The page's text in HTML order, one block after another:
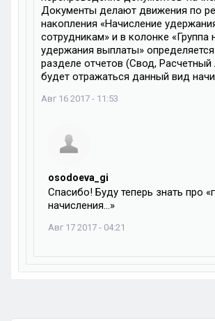
Документы делают движения по
накопления «Начисление
сотрудникам» и в колонке «Группа
удержания выплаты»
разделе отчетов (Свод, Расчетный
будет отражаться данный вид
Авг 16 2017 - 11:53
osodoeva_gi
Спасибо! Буду теперь знать про
начисления…»
Авг 17 2017 - 04:21